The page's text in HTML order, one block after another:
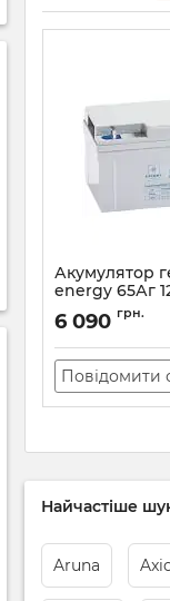
Акумулятор
energy 65Аг
Артикул: 83,9
6 090 грн.
Повідомити
Найчастіше
Aruna